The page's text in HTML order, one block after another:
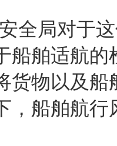
全局对于
船舶适航
货物以及
，船舶航